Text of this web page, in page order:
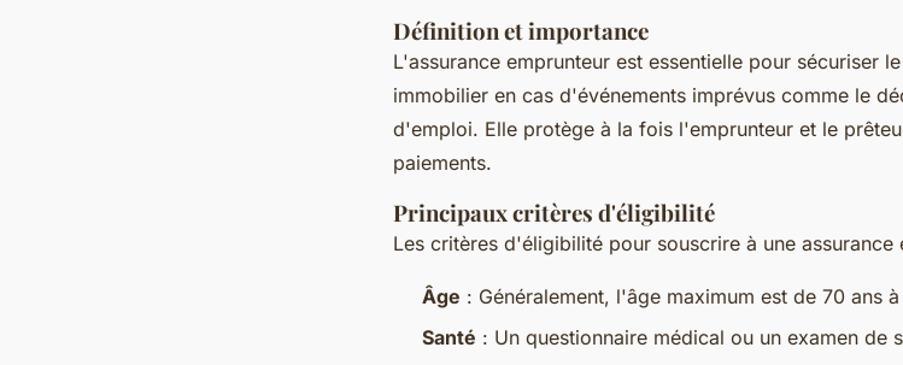
Définition et importance
L'assurance emprunteur est essentielle pour sécuriser
immobilier en cas d'événements imprévus comme le
d'emploi. Elle protège à la fois l'emprunteur et le
paiements.
Principaux critères d'éligibilité
Les critères d'éligibilité pour souscrire à une assurance
Âge : Généralement, l'âge maximum est de 70 ans
Santé : Un questionnaire médical ou un examen de